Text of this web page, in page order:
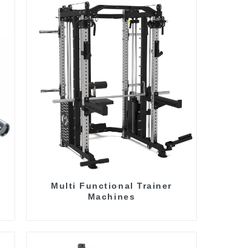
Multi Functional Trainer
Machines